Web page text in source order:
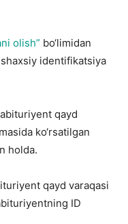
olish” bo‘limidan
identifikatsiya
qayd
ko‘rsatilgan
holda.
qayd varaqasi
ID